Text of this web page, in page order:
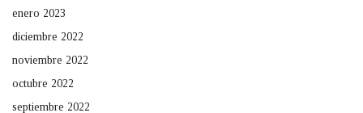
enero 2023
diciembre 2022
noviembre 2022
octubre 2022
septiembre 2022